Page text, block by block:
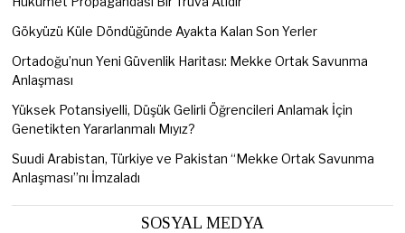
Gökyüzü Küle Döndüğünde Ayakta Kalan Son Yerler
Ortadoğu’nun Yeni Güvenlik Haritası: Mekke Ortak Savunma
Anlaşması
Yüksek Potansiyelli, Düşük Gelirli Öğrencileri Anlamak İçin
Genetikten Yararlanmalı Mıyız?
Suudi Arabistan, Türkiye ve Pakistan “Mekke Ortak Savunma
Anlaşması”nı İmzaladı
SOSYAL MEDYA